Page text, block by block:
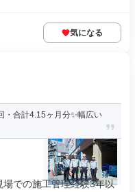
気になる
・合計4.15ヶ月分✨️幅広い
での施工管理経験3年以